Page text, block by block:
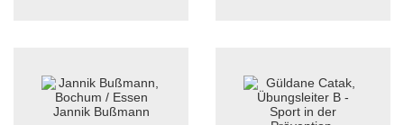
Jannik Bußmann